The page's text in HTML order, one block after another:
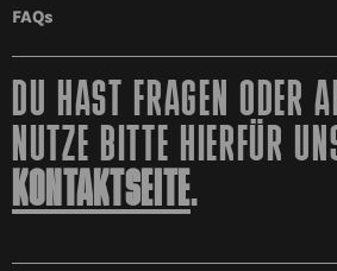
FAQs
DU HAST FRAGEN ODER
NUTZE BITTE HIERFÜR
KONTAKTSEITE.